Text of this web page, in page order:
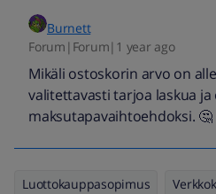
Burnett
Forum|Forum|1 year ago
Mikäli ostoskorin arvo on
valitettavasti tarjoa laskua ja
maksutapavaihtoehdoksi. 🤔
Luottokauppasopimus